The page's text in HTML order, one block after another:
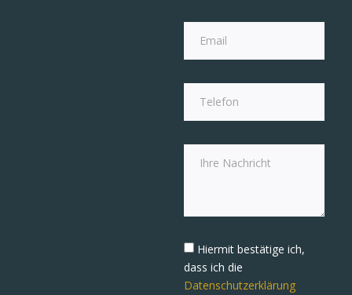
Hiermit bestätige ich,
dass ich die
Datenschutzerklärung